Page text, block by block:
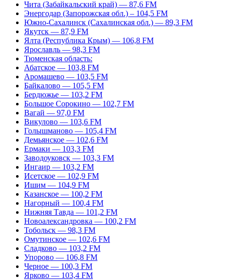
Чита (Забайкальский край) — 87,6 FM
Энергодар (Запорожская обл.) – 104,5 FM
Южно-Сахалинск (Сахалинская обл.) — 89,3 FM
Якутск — 87,9 FM
Ялта (Республика Крым) — 106,8 FM
Ярославль — 98,3 FM
Тюменская область:
Абатское — 103,8 FM
Аромашево — 103,5 FM
Байкалово — 105,5 FM
Бердюжье — 103,2 FM
Большое Сорокино — 102,7 FM
Вагай — 97,0 FM
Викулово — 103,6 FM
Голышманово — 105,4 FM
Демьянское — 102,6 FM
Ермаки — 103,3 FM
Заводоуковск — 103,3 FM
Ингаир — 103,2 FM
Исетское — 102,9 FM
Ишим — 104,9 FM
Казанское — 100,2 FM
Нагорный — 100,4 FM
Нижняя Тавда — 101,2 FM
Новоалександровка — 100,2 FM
Тобольск — 98,3 FM
Омутинское — 102,6 FM
Сладково — 103,2 FM
Упорово — 106,8 FM
Черное — 100,3 FM
Ярково — 103,4 FM